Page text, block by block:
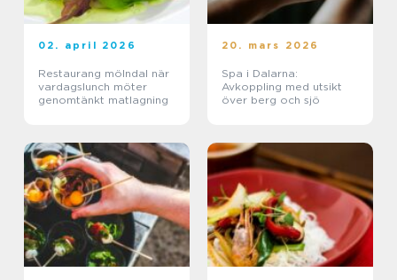
02. april 2026
Restaurang mölndal när
vardagslunch möter
genomtänkt matlagning
20. mars 2026
Spa i Dalarna:
Avkoppling med utsikt
över berg och sjö